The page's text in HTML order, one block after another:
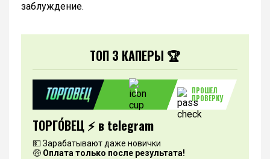
заблуждение.
ТОП 3 КАПЕРЫ 🏆
1
ПРОШЕЛ
ПРОВЕРКУ
ТОРГО́ВЕЦ ⚡️ в telegram
💵 Зарабатывают даже новички
🤑 Оплата только после результата!